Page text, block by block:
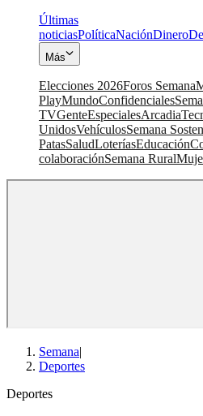
Últimas
noticiasPolíticaNaciónDinero
Más
Elecciones 2026Foros Semana
PlayMundoConfidenciales
TVGenteEspecialesArcadia
UnidosVehículosSemana
PatasSaludLoteríasEducación
colaboraciónSemana Rural
Semana|
Deportes
Deportes